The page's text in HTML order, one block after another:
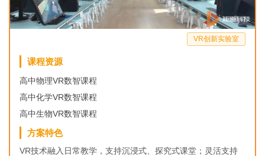
VR创新实验室
课程资源
高中物理VR数智课程
高中化学VR数智课程
高中生物VR数智课程
方案特色
VR技术融入日常教学，支持沉浸式、探究式课堂；灵活支持